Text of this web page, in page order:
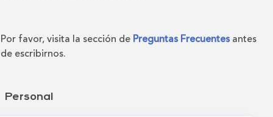
Por favor, visita la sección de Preguntas Frecuentes antes
de escribirnos.
Personal